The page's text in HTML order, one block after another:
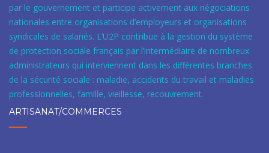
par le gouvernement et participe activement aux négociations
nationales entre organisations d’employeurs et organisations
syndicales de salariés. L’U2P contribue à la gestion du système
de protection sociale français par l’intermédiaire de nombreux
administrateurs qui interviennent dans les différentes branches
de la sécurité sociale : maladie, accidents du travail et maladies
professionnelles, famille, vieillesse, recouvrement.
ARTISANAT/COMMERCES